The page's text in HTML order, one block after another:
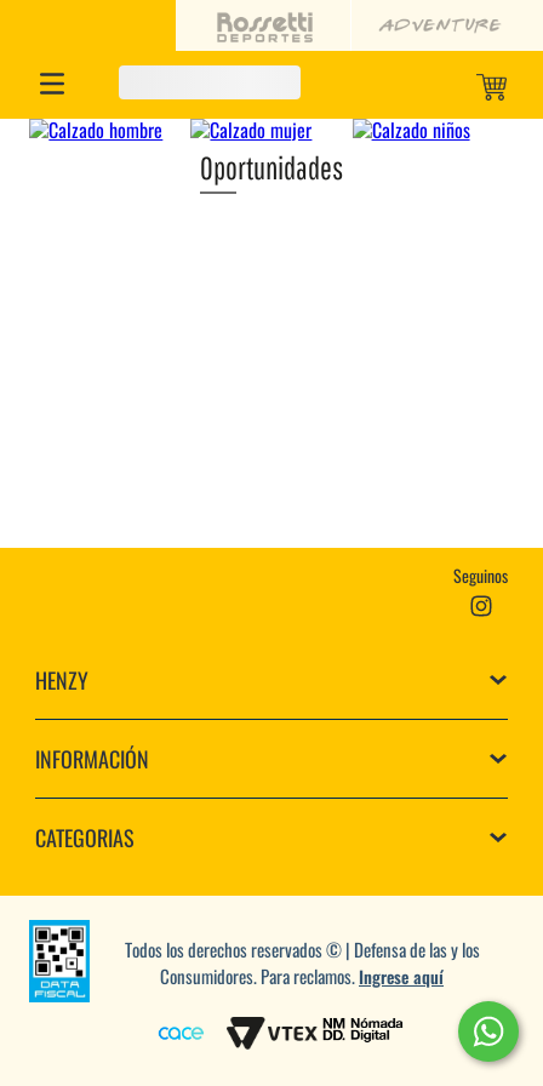
Oportunidades
Seguinos
HENZY
INFORMACIÓN
CATEGORIAS
Todos los derechos reservados © | Defensa de las y los
Consumidores. Para reclamos.Ingrese aquí